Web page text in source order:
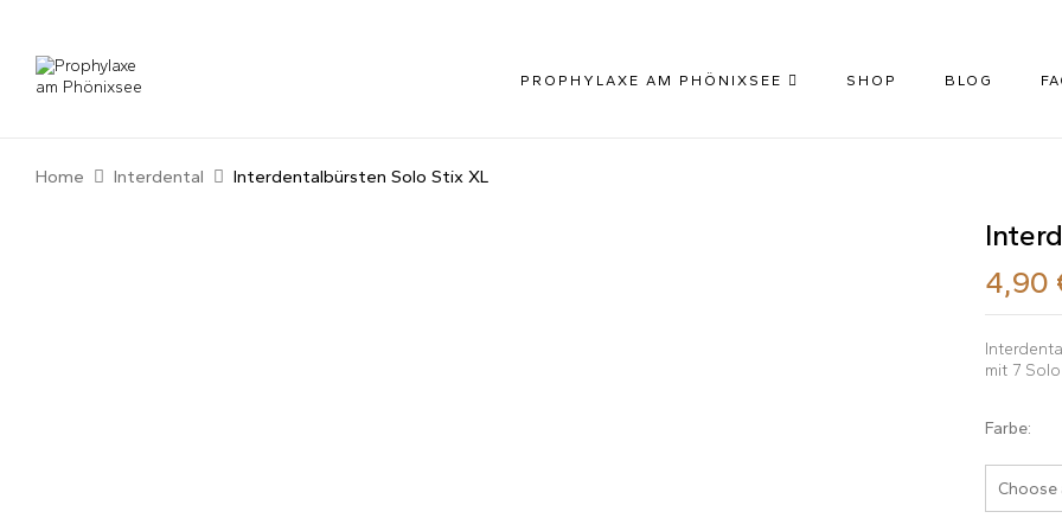
PROPHYLAXE AM PHÖNIXSEE SHOP BLOG
Home Interdental Interdentalbürsten Solo Stix XL
4,90
mit 7
Farbe
Be the first to